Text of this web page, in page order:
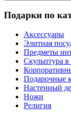
Подарки по
Аксессуары
Элитная
Предметы
Скульптура в
Подарочные
Настенный
Ножи
Религия